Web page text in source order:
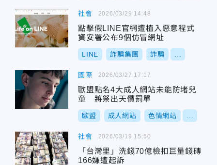
社會
點擊假LINE官網遭植入惡意程式
資安署公布9個仿冒網址
LINE 詐騙集團 詐騙
2026/03/29 14:48
國際
歐盟點名4大成人網站未能防堵兒
童 將祭出天價罰單
歐盟 成人網站 色情網站
2026/03/27 17:17
社會
「台灣里」洗錢70億檢扣巨量錢磚
166嫌遭起訴
2026/03/19 15:50